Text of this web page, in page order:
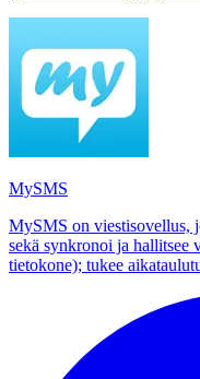
MySMS
MySMS on viestisovellus,
sekä synkronoi ja hallitsee
tietokone); tukee